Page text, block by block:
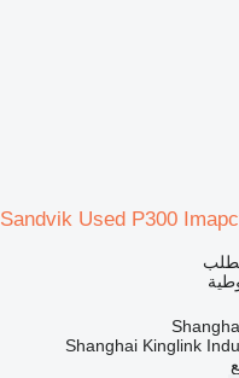
Sandvik Used P300
Shanghai Kinglink